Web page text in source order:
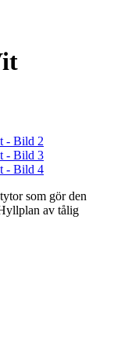
som gör den
av tålig